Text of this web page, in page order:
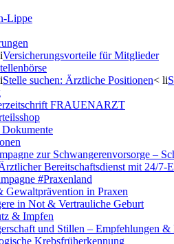
Lippe
Versicherungsvorteile für Mitglieder
Stelle suchen: Ärztliche Positionen< li
FRAUENARZT
zur Schwangerenvorsorge –
Bereitschaftsdienst mit 24/7-
#Praxenland
Gewaltprävention in Praxen
in Not & Vertrauliche Geburt
& Impfen
und Stillen – Empfehlungen
Krebsfrüherkennung